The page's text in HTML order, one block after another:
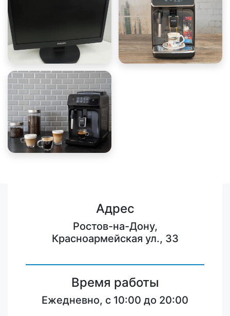
Адрес
Ростов-на-Дону,
Красноармейская ул., 33
Время работы
Ежедневно, с 10:00 до 20:00